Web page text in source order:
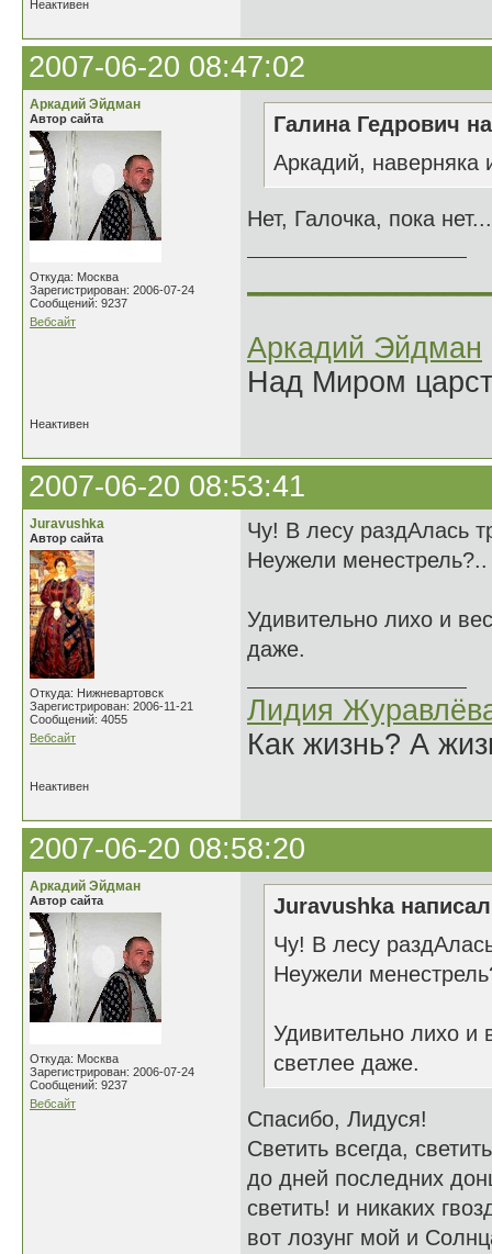
Неактивен
2007-06-20 08:47:02
Аркадий Эйдман
Автор сайта
Откуда: Москва
Зарегистрирован: 2006-07-24
Сообщений: 9237
Вебсайт
Галина Гедрович
Аркадий,
Нет, Галочка, пока
Аркадий Эйдман
Над Миром
Неактивен
2007-06-20 08:53:41
Juravushka
Автор сайта
Откуда: Нижневартовск
Зарегистрирован: 2006-11-21
Сообщений: 4055
Вебсайт
Чу! В лесу раздАлась
Неужели менестрель?..
Удивительно лихо и
даже.
Лидия
Как жизнь? А
Неактивен
2007-06-20 08:58:20
Аркадий Эйдман
Автор сайта
Откуда: Москва
Зарегистрирован: 2006-07-24
Сообщений: 9237
Вебсайт
Juravushka
Чу! В лесу
Неужели
Удивительно лихо и
светлее даже.
Спасибо, Лидуся!
Светить всегда,
до дней последних
светить! и никаких
вот лозунг мой и